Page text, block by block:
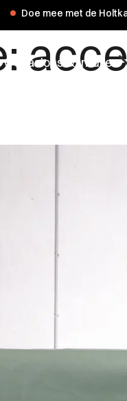
de zomervakantie zijn
Occasions & Inruilen